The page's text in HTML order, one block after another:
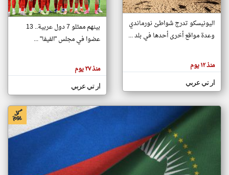
تغيير الدولة
اخبار جزر القمر على مدار الساعة
أهم اخبار جزر القمر العاجلة والمباشرة
هنا عن
وجهة
كاتبيها.
اليونيسكو تدرج شواطئ نورماندي
وعدة مواقع أخرى أحدها في بلد ...
منذ ١٢ يوم
ار تي عربي
بينهم ممثلو 7 دول عربية.. 13
عضوا في مجلس "الفيفا" ...
منذ ٢٧ يوم
ار تي عربي
klyoum.com